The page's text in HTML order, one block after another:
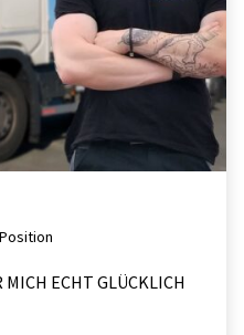
MICH ECHT GLÜCKLICH